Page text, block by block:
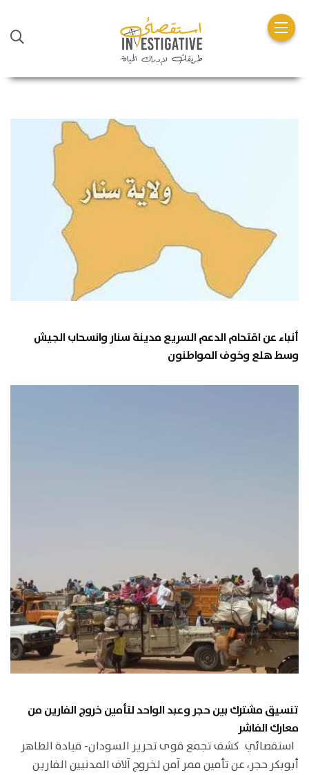
أنباء عن اقتحام الدعم السريع مدينة سنار وانسحاب الجيش
وسط هلع وخوف المواطنون
تنسيق مشترك بين حجر وعبد الواحد لتأمين خروج الفارين من
معارك الفاشر
استقصائي كشف تجمع قوى تحرير السودان- قيادة الطاهر
أبوبكر حجر، عن تأمين ممر آمن لخروج آلاف المدنيين الفارين